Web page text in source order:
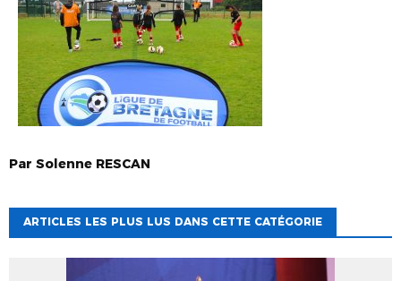
Par Solenne RESCAN
ARTICLES LES PLUS LUS DANS CETTE CATÉGORIE